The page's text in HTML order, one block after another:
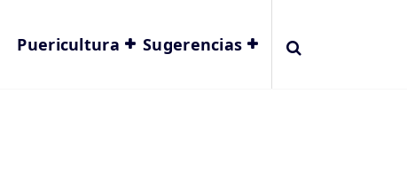
Puericultura Sugerencias